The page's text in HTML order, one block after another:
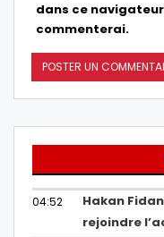
dans ce
commenterai.
04:52
Hakan
rejoindre